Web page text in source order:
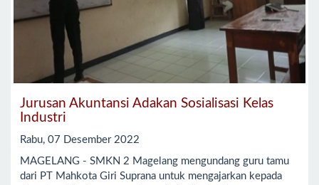
Jurusan Akuntansi Adakan Sosialisasi Kelas
Industri
Rabu, 07 Desember 2022
MAGELANG - SMKN 2 Magelang mengundang guru tamu
dari PT Mahkota Giri Suprana untuk mengajarkan kepada